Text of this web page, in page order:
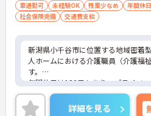
車通勤可 未経験OK 残業少なめ 年間休
社会保険完備
交通費支給
新潟県小千谷市に位置する地域密着
人ホームにおける介護職員（介護福
す。
年間休日は120日もあり、プライベ
ながらご勤務いただけます。また、
可能です。通勤が苦になりません。
詳細を見る